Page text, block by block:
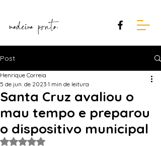
Post
Santa Cruz avaliou o
mau tempo e preparou
o dispositivo municipal
Henrique Correia
5 de jun. de 2023 1 min de leitura
Avaliado com NaN de 5 estrelas.